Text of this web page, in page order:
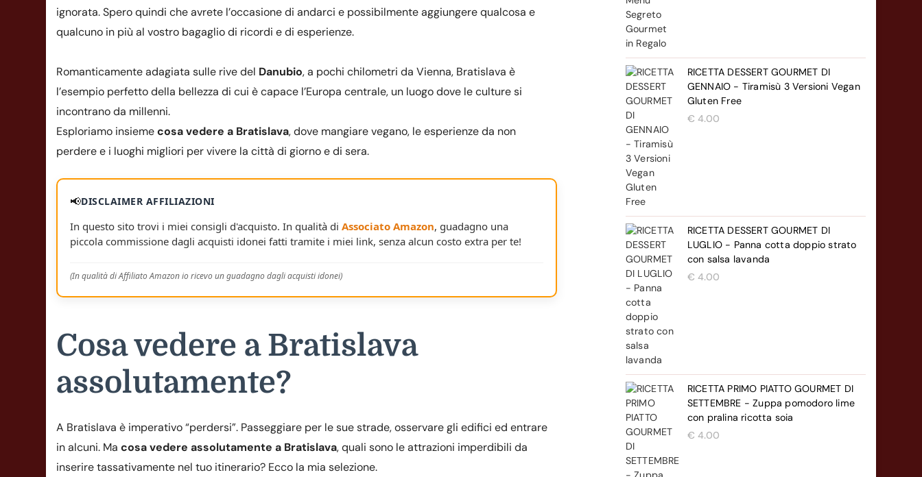
ignorata. Spero quindi che avrete l’occasione di andarci e possibilmente aggiungere qualcosa e
qualcuno in più al vostro bagaglio di ricordi e di esperienze.
Romanticamente adagiata sulle rive del Danubio, a pochi chilometri da Vienna, Bratislava è
l’esempio perfetto della bellezza di cui è capace l’Europa centrale, un luogo dove le culture si
incontrano da millenni.
Esploriamo insiemecosa vedere a Bratislava, dove mangiare vegano, le esperienze da non
perdere e i luoghi migliori per vivere la città di giorno e di sera.
📢DISCLAIMER AFFILIAZIONI
In questo sito trovi i miei consigli d'acquisto. In qualità diAssociato Amazon, guadagno una
piccola commissione dagli acquisti idonei fatti tramite i miei link, senza alcun costo extra per te!
(In qualità di Affiliato Amazon io ricevo un guadagno dagli acquisti idonei)
Cosa vedere a Bratislava
assolutamente?
A Bratislava è imperativo “perdersi”. Passeggiare per le sue strade, osservare gli edifici ed entrare
in alcuni. Macosa vedere assolutamente a Bratislava, quali sono le attrazioni imperdibili da
inserire tassativamente nel tuo itinerario? Ecco la mia selezione.
RICETTA DESSERT GOURMET DI
GENNAIO - Tiramisù 3 Versioni Vegan
Gluten Free
€ 4.00
RICETTA DESSERT GOURMET DI
LUGLIO - Panna cotta doppio strato
con salsa lavanda
€ 4.00
RICETTA PRIMO PIATTO GOURMET DI
SETTEMBRE - Zuppa pomodoro lime
con pralina ricotta soia
€ 4.00